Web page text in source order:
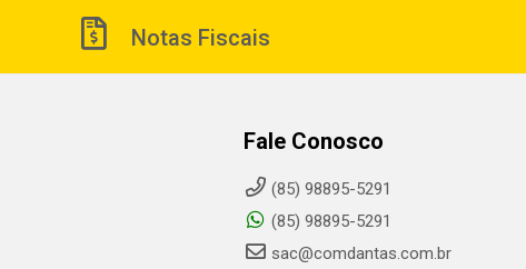
Notas Fiscais
Fale Conosco
(85) 98895-5291
(85) 98895-5291
sac@comdantas.com.br